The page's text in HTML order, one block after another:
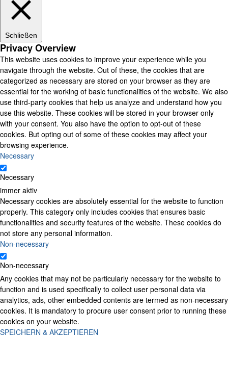
Schließen
Privacy Overview
This website uses cookies to improve your experience while you
navigate through the website. Out of these, the cookies that are
categorized as necessary are stored on your browser as they are
essential for the working of basic functionalities of the website. We also
use third-party cookies that help us analyze and understand how you
use this website. These cookies will be stored in your browser only
with your consent. You also have the option to opt-out of these
cookies. But opting out of some of these cookies may affect your
browsing experience.
Necessary
Necessary
immer aktiv
Necessary cookies are absolutely essential for the website to function
properly. This category only includes cookies that ensures basic
functionalities and security features of the website. These cookies do
not store any personal information.
Non-necessary
Non-necessary
Any cookies that may not be particularly necessary for the website to
function and is used specifically to collect user personal data via
analytics, ads, other embedded contents are termed as non-necessary
cookies. It is mandatory to procure user consent prior to running these
cookies on your website.
SPEICHERN & AKZEPTIEREN